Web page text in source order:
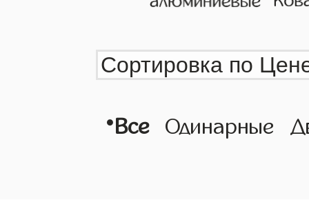
•Все Одинарные